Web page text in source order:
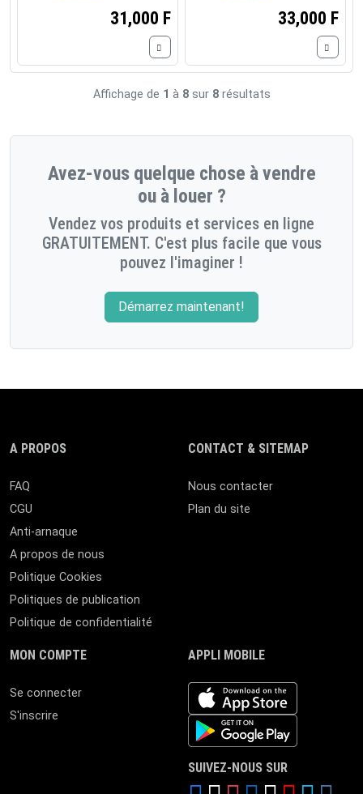
31,000 F 33,000 F
Affichage de 1 à 8sur 8résultats
Avez-vous quelque chose à vendre
ou à louer ?
Vendez vos produits et services en ligne
GRATUITEMENT. C'est plus facile que vous
pouvez l'imaginer !
Démarrez maintenant!
A PROPOS
FAQ
CGU
Anti-arnaque
A propos de nous
Politique Cookies
Politiques de publication
Politique de confidentialité
CONTACT & SITEMAP
Nous contacter
Plan du site
MON COMPTE
Se connecter
S'inscrire
APPLI MOBILE
iOS app
Android App
SUIVEZ-NOUS SUR